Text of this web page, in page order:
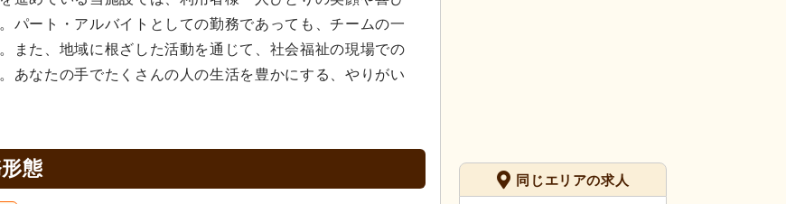
パート・アルバイトとしての勤務であっても、チームの一
また、地域に根ざした活動を通じて、社会福祉の現場での
あなたの手でたくさんの人の生活を豊かにする、やりがい
態 同じエリアの求人